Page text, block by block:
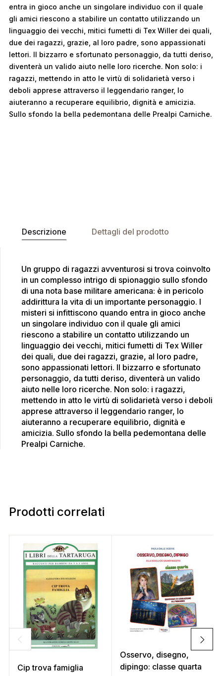
entra in gioco anche un singolare individuo con il quale
gli amici riescono a stabilire un contatto utilizzando un
linguaggio dei vecchi, mitici fumetti di Tex Willer dei quali,
due dei ragazzi, grazie, al loro padre, sono appassionati
lettori. Il bizzarro e sfortunato personaggio, da tutti deriso,
diventerà un valido aiuto nelle loro ricerche. Non solo: i
ragazzi, mettendo in atto le virtù di solidarietà verso i
deboli apprese attraverso il leggendario ranger, lo
aiuteranno a recuperare equilibrio, dignità e amicizia.
Sullo sfondo la bella pedemontana delle Prealpi Carniche.
Descrizione Dettagli del prodotto
Un gruppo di ragazzi avventurosi si trova coinvolto
in un complesso intrigo di spionaggio sullo sfondo
di una nota base militare americana: è in pericolo
addirittura la vita di un importante personaggio. I
misteri si infittiscono quando entra in gioco anche
un singolare individuo con il quale gli amici
riescono a stabilire un contatto utilizzando un
linguaggio dei vecchi, mitici fumetti di Tex Willer
dei quali, due dei ragazzi, grazie, al loro padre,
sono appassionati lettori. Il bizzarro e sfortunato
personaggio, da tutti deriso, diventerà un valido
aiuto nelle loro ricerche. Non solo: i ragazzi,
mettendo in atto le virtù di solidarietà verso i deboli
apprese attraverso il leggendario ranger, lo
aiuteranno a recuperare equilibrio, dignità e
amicizia. Sullo sfondo la bella pedemontana delle
Prealpi Carniche.
Prodotti correlati
Cip trova famiglia
Osservo, disegno,
dipingo: classe quarta